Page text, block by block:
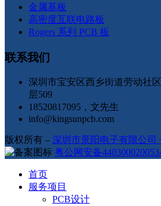
金属基板
高密度互联电路板
Rogers 系列 PCB 板
联系我们
深圳市宝安区西乡街道劳动社
层509
18520817095，文先生
info@kingsunpcb.com
版权所有 – 深圳市景阳电子有限公司
粤公网安备
首页
服务项目
PCB设计